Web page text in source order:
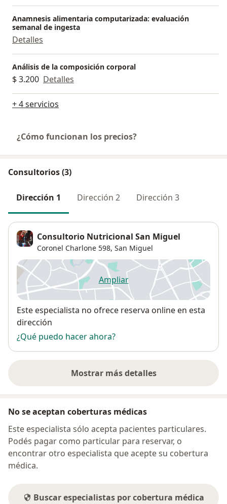
Anamnesis alimentaria computarizada: evaluación
semanal de ingesta
Detalles
Análisis de la composición corporal
$ 3.200 Detalles
+ 4 servicios
¿Cómo funcionan los precios?
Consultorios (3)
Dirección 1 Dirección 2 Dirección 3
Consultorio Nutricional San Miguel
Coronel Charlone 598, San Miguel
Ampliarse abre en una nueva
Disponibilidad
Este especialista no ofrece reserva online en esta
dirección
¿Qué puedo hacer ahora?
Mostrar más detalles
sobre la dirección
No se aceptan coberturas médicas
Este especialista sólo acepta pacientes particulares.
Podés pagar como particular para reservar, o
encontrar otro especialista que acepte su cobertura
médica.
Buscar especialistas por cobertura médica